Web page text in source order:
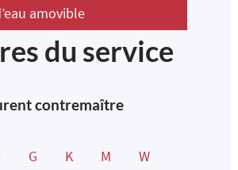
amovible
du service
contremaître
G K M W